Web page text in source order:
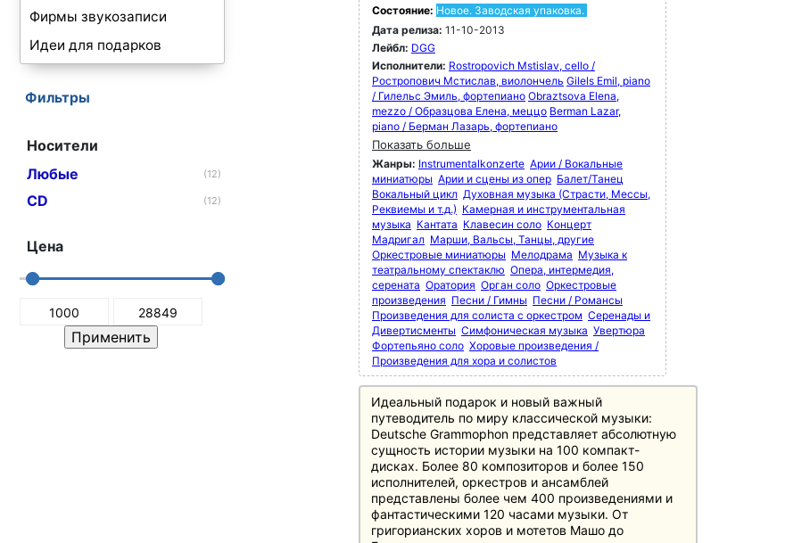
Фирмы звукозаписи
Идеи для подарков
Фильтры
Носители
Любые
(12)
CD (12)
Цена
Состояние: Новое. Заводская упаковка.
Дата релиза: 11-10-2013
Лейбл: DGG
Исполнители: Rostropovich Mstislav, cello /
Ростропович Мстислав, виолончель Gilels Emil, piano
/ Гилельс Эмиль, фортепиано Obraztsova Elena,
mezzo / Образцова Елена, меццо Berman Lazar,
piano / Берман Лазарь, фортепиано
Показать больше
Жанры: Instrumentalkonzerte Арии / Вокальные
миниатюры Арии и сцены из опер Балет/Танец
Вокальный цикл Духовная музыка (Страсти, Мессы,
Реквиемы и т.д.) Камерная и инструментальная
музыка Кантата Клавесин соло Концерт
Мадригал Марши, Вальсы, Танцы, другие
Оркестровые миниатюры Мелодрама Музыка к
театральному спектаклю Опера, интермедия,
серената Оратория Орган соло Оркестровые
произведения Песни / Гимны Песни / Романсы
Произведения для солиста с оркестром Серенады и
Дивертисменты Симфоническая музыка Увертюра
Фортепьяно соло Хоровые произведения /
Произведения для хора и солистов
Идеальный подарок и новый важный
путеводитель по миру классической музыки:
Deutsche Grammophon представляет абсолютную
сущность истории музыки на 100 компакт-
дисках. Более 80 композиторов и более 150
исполнителей, оркестров и ансамблей
представлены более чем 400 произведениями и
фантастическими 120 часами музыки. От
григорианских хоров и мотетов Машо до